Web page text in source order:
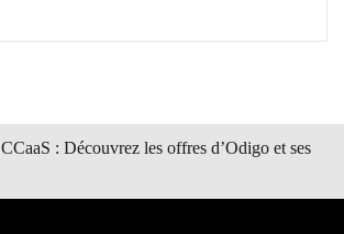
CCaaS : Découvrez les offres d’Odigo et ses